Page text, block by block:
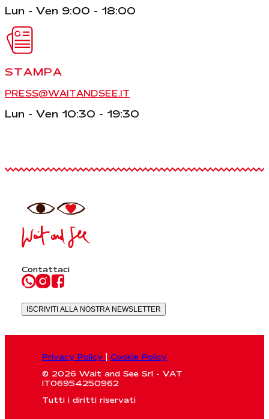
Lun - Ven 9:00 - 18:00
STAMPA
PRESS@WAITANDSEE.IT
Lun - Ven 10:30 - 19:30
Contattaci
ISCRIVITI ALLA NOSTRA NEWSLETTER
Privacy Policy
Cookie Policy
© 2026 Wait and See Srl - VAT
IT06954250962
Tutti i diritti riservati